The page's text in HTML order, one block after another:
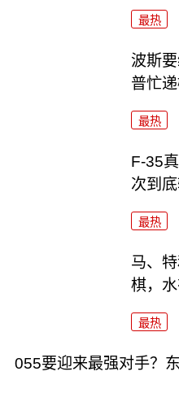
最热
波斯
普忙递
最热
F-35
次到
最热
马、
棋，水
最热
055要迎来最强对手？